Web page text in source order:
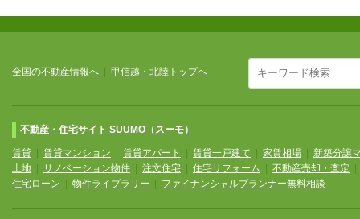
全国の不動産情報へ 甲信越・北陸トップへ
不動産・住宅サイト SUUMO（スーモ）
賃貸 賃貸マンション 賃貸アパート 賃貸一戸建て 家賃相場
新築分譲
土地
リノベーション物件 注文住宅 住宅リフォーム 不動産売却・査定
住宅ローン
物件ライブラリー ファイナンシャルプランナー無料相談